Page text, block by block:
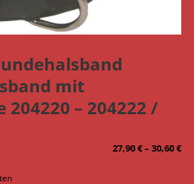
mit
– 204222 /
27,90€–30,60€